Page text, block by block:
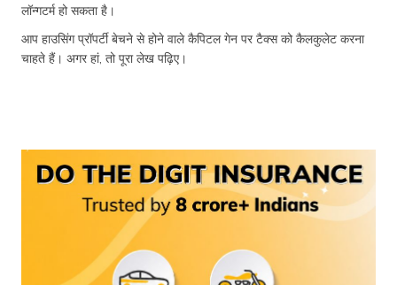
लॉन्गटर्म हो सकता है।
आप हाउसिंग प्रॉपर्टी बेचने से होने वाले कैपिटल गेन पर टैक्स को कैलकुलेट करना
चाहते हैं। अगर हां, तो पूरा लेख पढ़िए।